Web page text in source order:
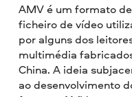
AMV é um formato de
ficheiro de vídeo
por alguns dos
multimédia
China. A ideia
ao desenvolvimento